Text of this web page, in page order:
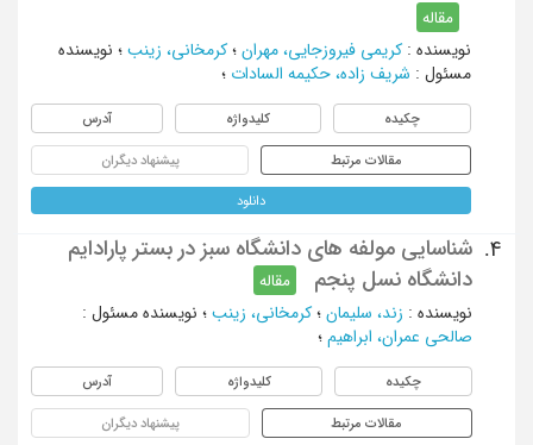
مقاله
نویسنده : کریمی فیروزجایی، مهران ؛ کرمخانی، زینب ؛ نویسنده
مسئول : شریف زاده، حکیمه السادات ؛
چکیده کلیدواژه آدرس
مقالات مرتبط پیشنهاد دیگران
دانلود
4.
شناسایی مولفه های دانشگاه سبز در بستر پارادایم
دانشگاه نسل پنجم
مقاله
نویسنده : زند، سلیمان ؛ کرمخانی، زینب ؛ نویسنده مسئول :
صالحی عمران، ابراهیم ؛
چکیده کلیدواژه آدرس
مقالات مرتبط پیشنهاد دیگران